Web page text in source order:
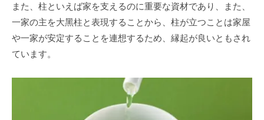
また、柱といえば家を⽀えるのに重要な資材であり、また、
⼀家の主を⼤⿊柱と表現することから、柱が⽴つことは家屋
や⼀家が安定することを連想するため、縁起が良いともされ
ています。